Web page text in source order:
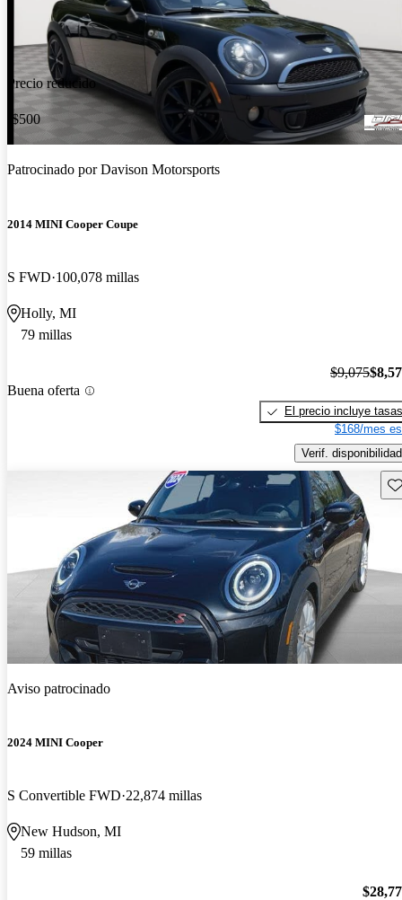
Precio reducido
-$500
Patrocinado porDavison Motorsports
2014 MINI Cooper Coupe
S FWD 100,078 millas
Holly, MI
79 millas
Buena oferta
$9,075
El precio incluye tasas
$168/mes
Verif. disponibilidad
Aviso patrocinado
2024 MINI Cooper
S Convertible FWD 22,874 millas
New Hudson, MI
59 millas